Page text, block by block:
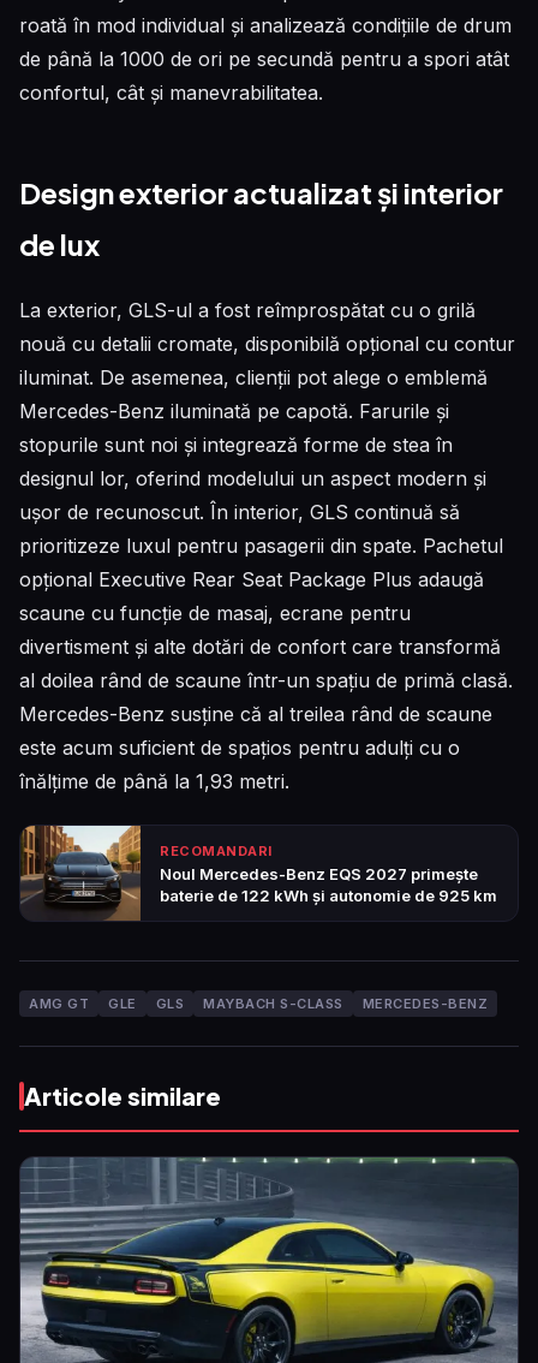
roată în mod individual și analizează condițiile de drum
de până la 1000 de ori pe secundă pentru a spori atât
confortul, cât și manevrabilitatea.
Design exterior actualizat și interior
de lux
La exterior, GLS-ul a fost reîmprospătat cu o grilă
nouă cu detalii cromate, disponibilă opțional cu contur
iluminat. De asemenea, clienții pot alege o emblemă
Mercedes-Benz iluminată pe capotă. Farurile și
stopurile sunt noi și integrează forme de stea în
designul lor, oferind modelului un aspect modern și
ușor de recunoscut. În interior, GLS continuă să
prioritizeze luxul pentru pasagerii din spate. Pachetul
opțional Executive Rear Seat Package Plus adaugă
scaune cu funcție de masaj, ecrane pentru
divertisment și alte dotări de confort care transformă
al doilea rând de scaune într-un spațiu de primă clasă.
Mercedes-Benz susține că al treilea rând de scaune
este acum suficient de spațios pentru adulți cu o
înălțime de până la 1,93 metri.
RECOMANDARI
Noul Mercedes-Benz EQS 2027 primește
baterie de 122 kWh și autonomie de 925 km
AMG GT GLE GLS MAYBACH S-CLASS MERCEDES-BENZ
Articole similare